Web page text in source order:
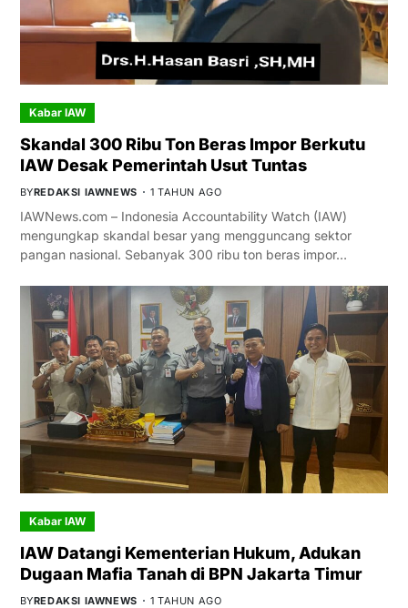
Kabar IAW
Skandal 300 Ribu Ton Beras Impor Berkutu
IAW Desak Pemerintah Usut Tuntas
BYREDAKSI IAWNEWS 1 TAHUN AGO
IAWNews.com – Indonesia Accountability Watch (IAW)
mengungkap skandal besar yang mengguncang sektor
pangan nasional. Sebanyak 300 ribu ton beras impor…
Kabar IAW
IAW Datangi Kementerian Hukum, Adukan
Dugaan Mafia Tanah di BPN Jakarta Timur
BYREDAKSI IAWNEWS 1 TAHUN AGO